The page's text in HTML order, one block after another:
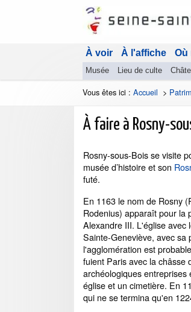
À voir À l'affiche Où
Musée Lieu de culte
Vous êtes ici : Accueil >
À faire à Rosny-
Rosny-sous-Bois se visite
musée d’histoire et son
futé.
En 1163 le nom de Rosny
Rodenius) apparaît pour la
Alexandre III. L'église avec
Sainte-Geneviève, avec sa
l'agglomération est
fuient Paris avec la châsse
archéologiques
église et un cimetière. En
qui ne se termina qu'en